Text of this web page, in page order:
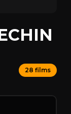
28 films